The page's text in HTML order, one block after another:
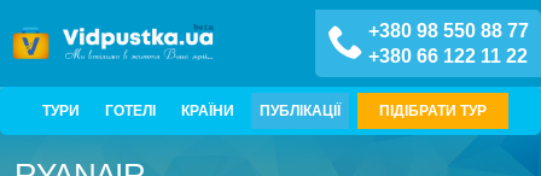
+380 98 550 88 77
+380 66 122 11 22
ТУРИ ГОТЕЛІ КРАЇНИ ПУБЛІКАЦІЇ ПІДІБРАТИ ТУР